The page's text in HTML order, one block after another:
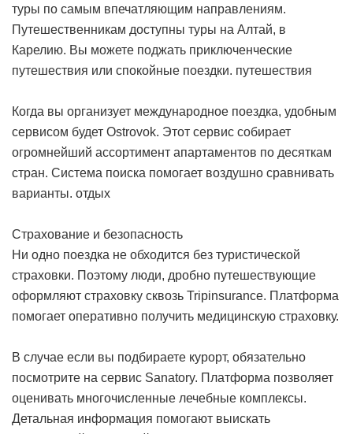
туры по самым впечатляющим направлениям.
Путешественникам доступны туры на Алтай, в
Карелию. Вы можете поджать приключенческие
путешествия или спокойные поездки. путешествия
Когда вы организует международное поездка, удобным
сервисом будет Ostrovok. Этот сервис собирает
огромнейший ассортимент апартаментов по десяткам
стран. Система поиска помогает воздушно сравнивать
варианты. отдых
Страхование и безопасность
Ни одно поездка не обходится без туристической
страховки. Поэтому люди, дробно путешествующие
оформляют страховку сквозь Tripinsurance. Платформа
помогает оперативно получить медицинскую страховку.
В случае если вы подбираете курорт, обязательно
посмотрите на сервис Sanatory. Платформа позволяет
оценивать многочисленные лечебные комплексы.
Детальная информация помогают выискать